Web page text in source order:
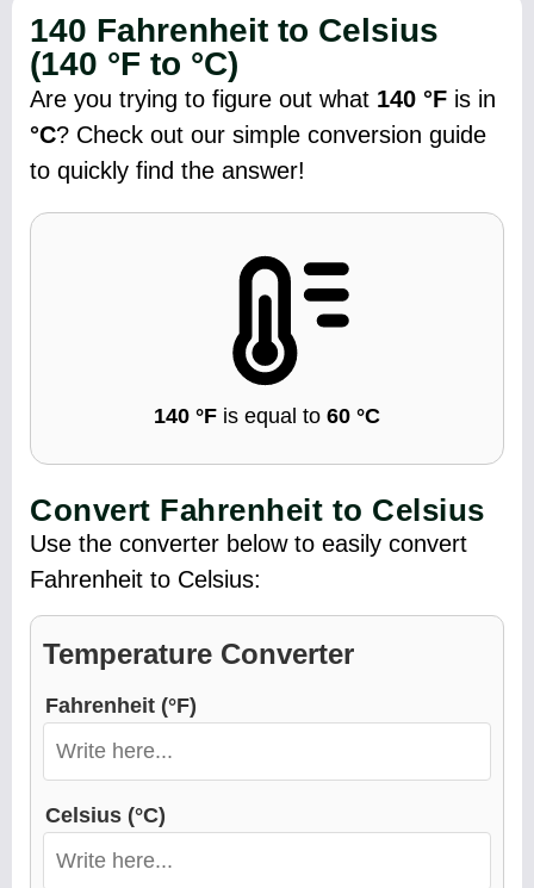
140 Fahrenheit to Celsius
(140 °F to °C)
Are you trying to figure out what 140 °F is in
°C? Check out our simple conversion guide
to quickly find the answer!
140 °F is equal to 60 °C
Convert Fahrenheit to Celsius
Use the converter below to easily convert
Fahrenheit to Celsius:
Temperature Converter
Fahrenheit (°F)
Celsius (°C)